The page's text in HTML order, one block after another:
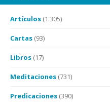
Artículos (1.305)
Cartas (93)
Libros (17)
Meditaciones (731)
Predicaciones (390)